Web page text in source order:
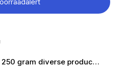
Zilverbaar 250 gram diverse producenten